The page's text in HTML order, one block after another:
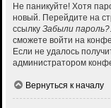
Не паникуйте! Хотя
новый. Перейдите на
ссылку Забыли пароль?
сможете войти на
Если не удалось
администратором
Вернуться к началу